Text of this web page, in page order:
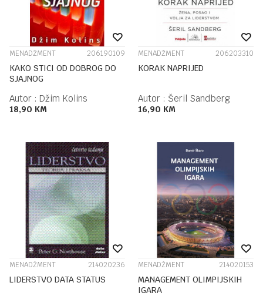
MENADŽMENT 206190109
KAKO STICI OD DOBROG DO
SJAJNOG
Autor : Džim Kolins
18,90 KM
MENADŽMENT 206203310
KORAK NAPRIJED
Autor : Šeril Sandberg
16,90 KM
MENADŽMENT 214020236
LIDERSTVO DATA STATUS
MENADŽMENT 214020153
MANAGEMENT OLIMPIJSKIH
IGARA